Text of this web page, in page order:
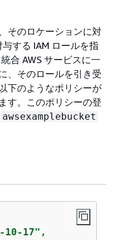
そのロケーションに対
する IAM ロールを指
合 AWS サービスに一
、そのロールを引き受
下のようなポリシーが
す。このポリシーの登
awsexamplebucket
10-17" ,